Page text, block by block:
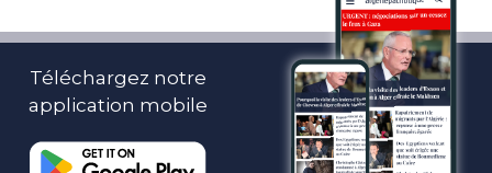
Téléchargez notre
application mobile